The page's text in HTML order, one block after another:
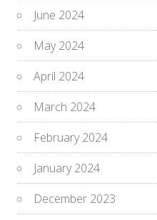
June 2024
May 2024
April 2024
March 2024
February 2024
January 2024
December 2023